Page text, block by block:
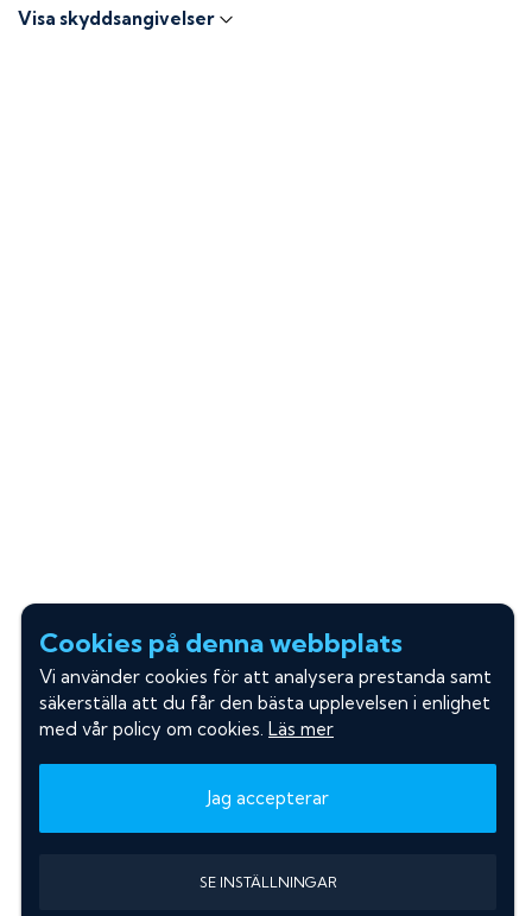
Visa skyddsangivelser
Cookies på denna webbplats
Vi använder cookies för att analysera prestanda samt
säkerställa att du får den bästa upplevelsen i enlighet
med vår policy om cookies. Läs mer
Jag accepterar
SE INSTÄLLNINGAR